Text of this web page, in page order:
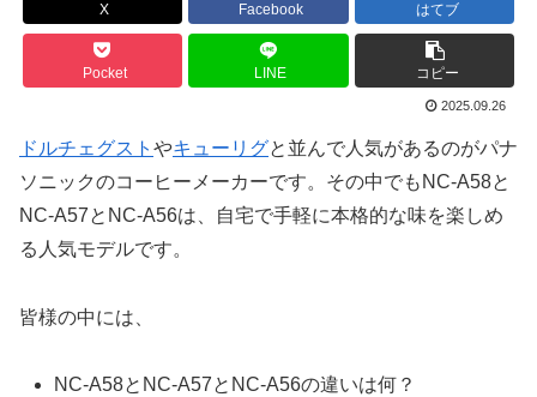
X Facebook はてブ
Pocket LINE コピー
2025.09.26
ドルチェグスト やキューリグと並んで人気があるのがパナ
ソニックのコーヒーメーカーです。その中でもNC-A58と
NC-A57とNC-A56は、自宅で手軽に本格的な味を楽しめ
る人気モデルです。
皆様の中には、
NC-A58とNC-A57とNC-A56の違いは何？